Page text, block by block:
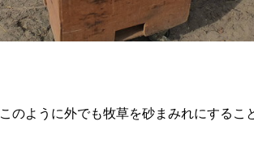
このように外でも牧草を砂まみれにするこ